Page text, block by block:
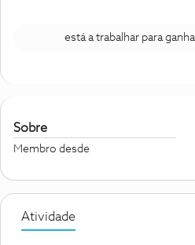
está a trabalhar para
Sobre
Membro desde
Atividade